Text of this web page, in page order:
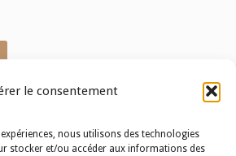
le consentement
nous utilisons des technologies
stocker et/ou accéder aux informations des